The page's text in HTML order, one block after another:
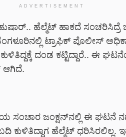
ADVERTISEMENT
ಹೆಲ್ಮೆಟ್ ಹಾಕದೆ ಸಂಚರಿಸಿದ್ರೆ
ಟ್ರಾಫಿಕ್ ಪೊಲೀಸ್
ದಂಡ ಕಟ್ಟಿದ್ದಾರೆ.. ಈ
ಆಗಿದೆ.
ಸಂಚಾರ ಜಂಕ್ಷನ್‌ನಲ್ಲಿ ಈ ಘಟನೆ
ಕುಳಿತಿದ್ದಾಗ ಹೆಲ್ಮೆಟ್ ಧರಿಸಿರಲಿಲ್ಲ.